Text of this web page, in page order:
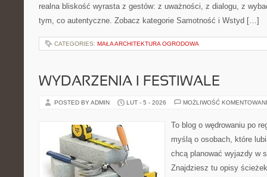
realna bliskość wyrasta z gestów: z uważności, z dialogu, z
tym, co autentyczne. Zobacz kategorie Samotność i Wstyd […]
CATEGORIES: MAŁA ARCHITEKTURA OGRODOWA
WYDARZENIA I FESTIWALE
POSTED BY ADMIN LUT - 5 - 2026 MOŻLIWOŚĆ
To blog o wędrowaniu po
myślą o osobach, które
chcą planować wyjazdy w
Znajdziesz tu opisy